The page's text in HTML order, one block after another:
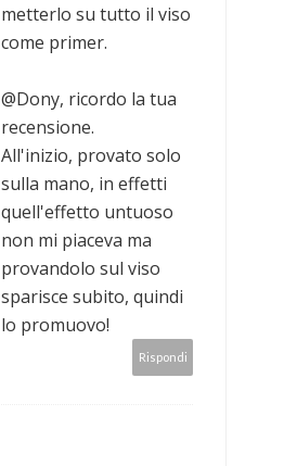
metterlo su tutto il viso
come primer.
@Dony, ricordo la tua
recensione.
All'inizio, provato solo
sulla mano, in effetti
quell'effetto untuoso
non mi piaceva ma
provandolo sul viso
sparisce subito, quindi
lo promuovo!
Rispondi